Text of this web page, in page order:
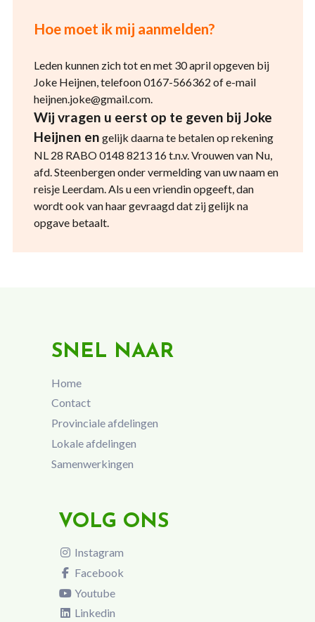
Hoe moet ik mij aanmelden?
Leden kunnen zich tot en met 30 april opgeven bij
Joke Heijnen, telefoon 0167-566362 of e-mail
heijnen.joke@gmail.com.
Wij vragen u eerst op te geven bij Joke
Heijnen en gelijk daarna te betalen op rekening
NL 28 RABO 0148 8213 16 t.n.v. Vrouwen van Nu,
afd. Steenbergen onder vermelding van uw naam en
reisje Leerdam. Als u een vriendin opgeeft, dan
wordt ook van haar gevraagd dat zij gelijk na
opgave betaalt.
SNEL NAAR
Home
Contact
Provinciale afdelingen
Lokale afdelingen
Samenwerkingen
VOLG ONS
Instagram
Facebook
Youtube
Linkedin